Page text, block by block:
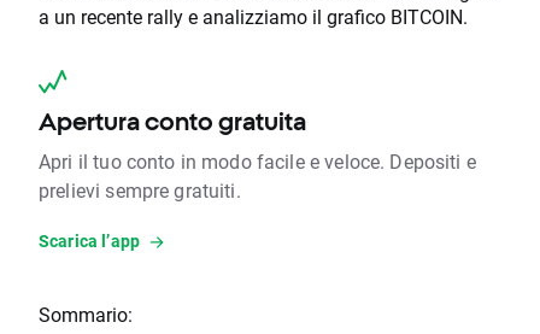
a un recente rally e analizziamo il grafico BITCOIN.
Apertura conto gratuita
Apri il tuo conto in modo facile e veloce. Depositi e
prelievi sempre gratuiti.
Scarica l’app
Sommario: